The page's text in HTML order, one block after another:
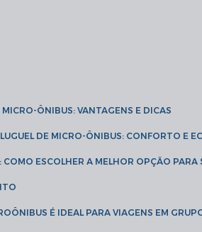
MICRO-ÔNIBUS: VANTAGENS E DICAS
ALUGUEL DE MICRO-ÔNIBUS: CONFORTO E
ESCOLHER A MELHOR OPÇÃO PARA
É IDEAL PARA VIAGENS EM